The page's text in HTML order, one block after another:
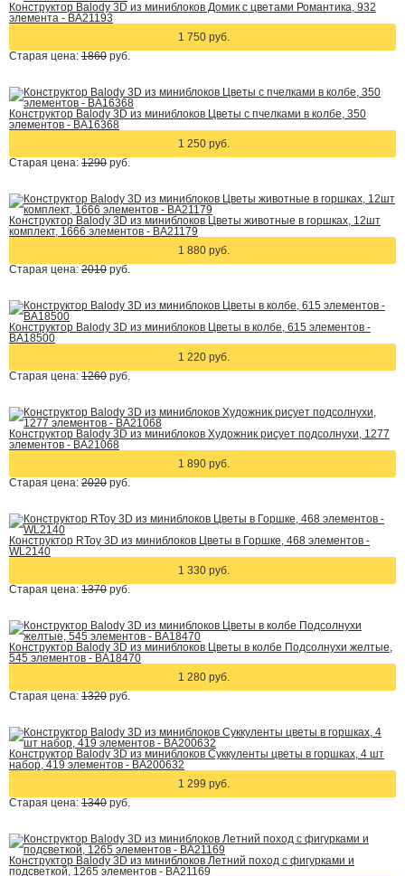
Конструктор Balody 3D из миниблоков Домик с цветами Романтика, 932
элемента - BA21193
1 750 руб.
Старая цена: 1860 руб.
Конструктор Balody 3D из миниблоков Цветы с пчелками в колбе, 350
элементов - BA16368
1 250 руб.
Старая цена: 1290 руб.
Конструктор Balody 3D из миниблоков Цветы животные в горшках, 12шт
комплект, 1666 элементов - BA21179
1 880 руб.
Старая цена: 2010 руб.
Конструктор Balody 3D из миниблоков Цветы в колбе, 615 элементов -
BA18500
1 220 руб.
Старая цена: 1260 руб.
Конструктор Balody 3D из миниблоков Художник рисует подсолнухи, 1277
элементов - BA21068
1 890 руб.
Старая цена: 2020 руб.
Конструктор RToy 3D из миниблоков Цветы в Горшке, 468 элементов -
WL2140
1 330 руб.
Старая цена: 1370 руб.
Конструктор Balody 3D из миниблоков Цветы в колбе Подсолнухи желтые,
545 элементов - BA18470
1 280 руб.
Старая цена: 1320 руб.
Конструктор Balody 3D из миниблоков Суккуленты цветы в горшках, 4 шт
набор, 419 элементов - BA200632
1 299 руб.
Старая цена: 1340 руб.
Конструктор Balody 3D из миниблоков Летний поход с фигурками и
подсветкой, 1265 элементов - BA21169